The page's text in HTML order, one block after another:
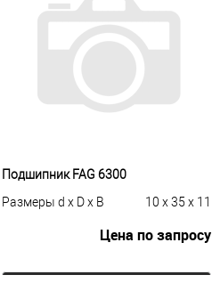
Подшипник FAG 6300
Размеры d x D x B
10 x 35 x 11
Цена по запросу